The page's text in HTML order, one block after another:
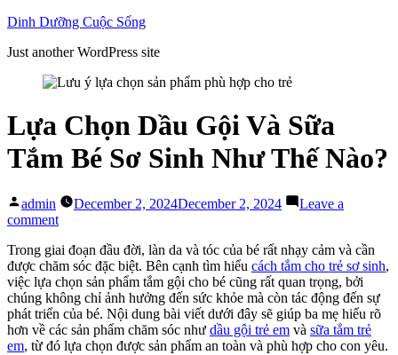
Skip
content
Dinh Dưỡng Cuộc Sống
Just another WordPress site
Lựa Chọn Dầu Gội Và Sữa
Tắm Bé Sơ Sinh Như Thế Nào?
Posted
by
admin December 2, 2024December 2, 2024
Leave a
commenton
Chọn
Dầu
Gội
Và
Sữa
Tắm
Bé
Trong giai đoạn đầu đời, làn da và tóc của bé rất nhạy cảm và cần
được chăm sóc đặc biệt. Bên cạnh tìm hiểu cách tắm cho trẻ sơ sinh,
việc lựa chọn sản phẩm tắm gội cho bé cũng rất quan trọng, bởi
chúng không chỉ ảnh hưởng đến sức khỏe mà còn tác động đến sự
phát triển của bé. Nội dung bài viết dưới đây sẽ giúp ba mẹ hiểu rõ
hơn về các sản phẩm chăm sóc như dầu gội trẻ em và sữa tắm trẻ
em, từ đó lựa chọn được sản phẩm an toàn và phù hợp cho con yêu.